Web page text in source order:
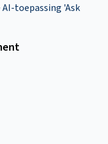
toepassing 'Ask